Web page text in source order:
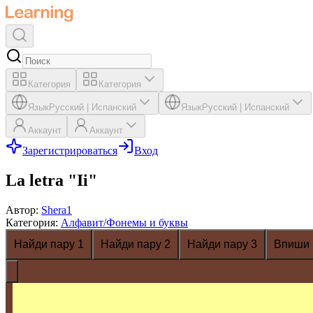
Категория Категория
ЯзыкРусский Испанский ЯзыкРусский Испанский
Аккаунт Аккаунт
Зарегистрироваться Вход
La letra "Ii"
Автор: Shera1
Категория: Алфавит/Фонемы и буквы
Найди пару 1
Найди пару 2 Найди пару 3 Впиши